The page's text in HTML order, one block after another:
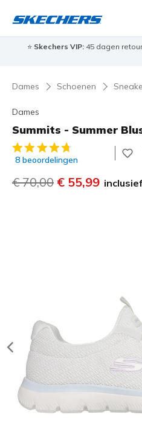
⭐Skechers VIP:45 dagen
Dames Schoenen
Dames
Summits - Summer
4,1 van de 5
8 beoordelingen
Prijs verlaagd van
€ 70,00 naar
€ 55,99